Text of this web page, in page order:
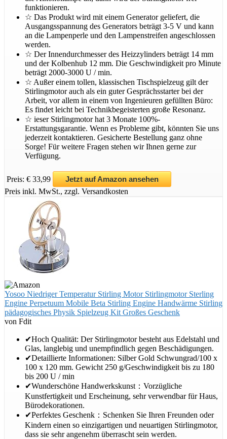
funktionieren.
☆ Das Produkt wird mit einem Generator geliefert, die
Ausgangsspannung des Generators beträgt 3-5 V und kann
an die Lampenperle und den Lampenstreifen angeschlossen
werden.
☆ Der Innendurchmesser des Heizzylinders beträgt 14 mm
und der Kolbenhub 12 mm. Die Geschwindigkeit pro Minute
beträgt 2000-3000 U / min.
☆ Außer einem tollen, klassischen Tischspielzeug gilt der
Stirlingmotor auch als ein guter Gesprächsstarter bei der
Arbeit, vor allem in einem von Ingenieuren gefüllten Büro:
Es findet leicht bei Technikbegeisterten große Resonanz.
☆ ieser Stirlingmotor hat 3 Monate 100%-
Erstattungsgarantie. Wenn es Probleme gibt, könnten Sie uns
jederzeit kontaktieren. Gesicherte Bestellung ganz ohne
Sorge! Für weitere Fragen stehen wir Ihnen gerne zur
Verfügung.
Preis: € 33,99
Jetzt auf Amazon ansehen
Preis inkl. MwSt., zzgl. Versandkosten
Yosoo Niedriger Temperatur Stirling Motor Stirlingmotor Sterling
Engine Perpetuum Mobile Beta Stirling Engine Handwärme Stirling
pädagogisches Physik Spielzeug Kit Großes Geschenk
von Fdit
✔Hoch Qualität: Der Stirlingmotor besteht aus Edelstahl und
Glas, langlebig und unempfindlich gegen Beschädigungen.
✔Detaillierte Informationen: Silber Gold Schwungrad/100 x
100 x 120 mm. Gewicht 250 g/Geschwindigkeit bis zu 180
bis 200 U / min
✔Wunderschöne Handwerkskunst：Vorzügliche
Kunstfertigkeit und Erscheinung, sehr verwendbar für Haus,
Bürodekorationen.
✔Perfektes Geschenk：Schenken Sie Ihren Freunden oder
Kindern einen so einzigartigen und neuartigen Stirlingmotor,
dass sie sehr angenehm überrascht sein werden.